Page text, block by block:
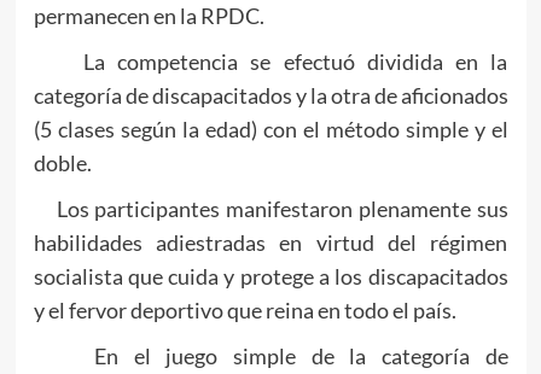
permanecen en la RPDC.
La competencia se efectuó dividida en la
categoría de discapacitados y la otra de aficionados
(5 clases según la edad) con el método simple y el
doble.
Los participantes manifestaron plenamente sus
habilidades adiestradas en virtud del régimen
socialista que cuida y protege a los discapacitados
y el fervor deportivo que reina en todo el país.
En el juego simple de la categoría de